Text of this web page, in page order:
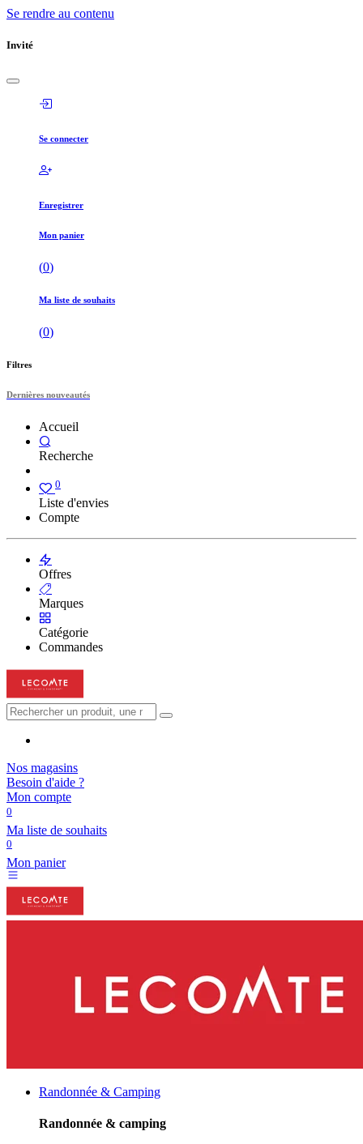
Se rendre au contenu
Invité
Se connecter
Enregistrer
Mon panier
(0)
Ma liste de souhaits
(0)
Filtres
Dernières nouveautés
Accueil
Recherche
0
Liste d'envies
Compte
Offres
Marques
Catégorie
Commandes
Nos magasins
Besoin d'aide ?
Mon compte
0
Ma liste de souhaits
0
Mon panier
Randonnée & Camping
Randonnée & camping